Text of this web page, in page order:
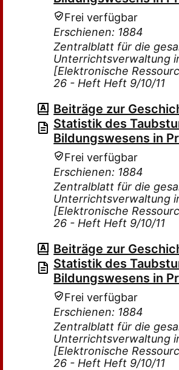
Frei verfügbar
Erschienen: 1884
Zentralblatt für die
Unterrichtsverwaltung
[Elektronische
26 - Heft Heft 9/10/11
Beiträge zur
Statistik des
Bildungswesens in
Frei verfügbar
Erschienen: 1884
Zentralblatt für die
Unterrichtsverwaltung
[Elektronische
26 - Heft Heft 9/10/11
Beiträge zur
Statistik des
Bildungswesens in
Frei verfügbar
Erschienen: 1884
Zentralblatt für die
Unterrichtsverwaltung
[Elektronische
26 - Heft Heft 9/10/11